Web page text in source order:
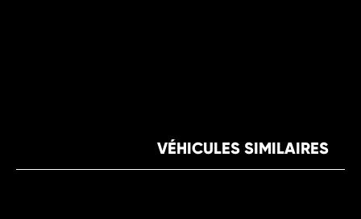
VÉHICULES SIMILAIRES